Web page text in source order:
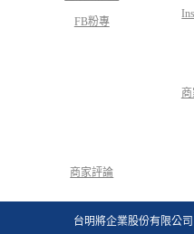
FB粉專
商家評論
台明將企業股份有限公